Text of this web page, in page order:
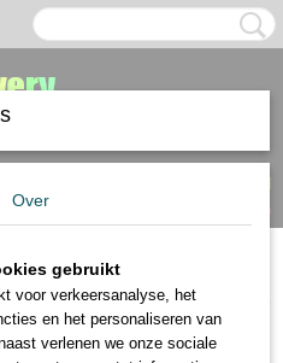
(0)
Goldfaber Aqua 24 dual markers
Over
gebruikt
voor verkeersanalyse, het
en het personaliseren van
verlenen we onze sociale